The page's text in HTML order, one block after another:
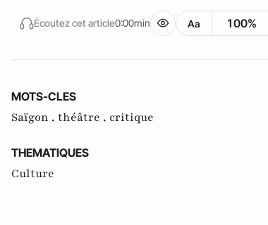
Écoutez cet article0:00min Aa 100%
MOTS-CLES
Saïgon , théâtre , critique
THEMATIQUES
Culture